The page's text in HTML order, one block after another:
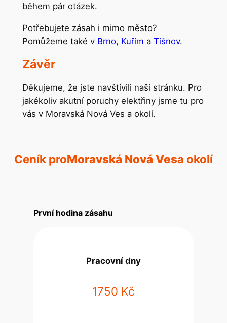
během pár otázek.
Potřebujete zásah i mimo město?
Pomůžeme také v Brno, Kuřim a Tišnov.
Závěr
Děkujeme, že jste navštívili naši stránku. Pro
jakékoliv akutní poruchy elektřiny jsme tu pro
vás v Moravská Nová Ves a okolí.
Ceník proMoravská Nová Vesa okolí
První hodina zásahu
Pracovní dny
1750 Kč